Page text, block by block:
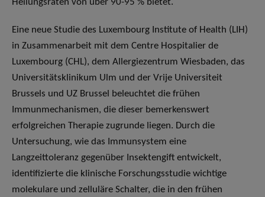
Heilungsraten von über 90-95 % bietet.
Eine neue Studie des Luxembourg Institute of Health (LIH)
in Zusammenarbeit mit dem Centre Hospitalier de
Luxembourg (CHL), dem Allergiezentrum Wiesbaden, das
Universitätsklinikum Ulm und der Vrije Universiteit
Brussels und UZ Brussel beleuchtet die frühen
Immunmechanismen, die dieser bemerkenswert
erfolgreichen Therapie zugrunde liegen. Durch die
Untersuchung, wie das Immunsystem eine
Langzeittoleranz gegenüber Insektengift entwickelt,
identifizierte die klinische Forschungsstudie wichtige
molekulare und zelluläre Schalter, die in den frühen